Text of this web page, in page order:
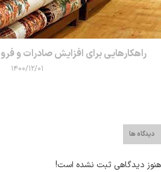
راهکارهایی برای افزایش صادرات و
۱۴۰۰/۱۲/۰۱
دیدگاه ها
هنوز دیدگاهی ثبت نشده است!